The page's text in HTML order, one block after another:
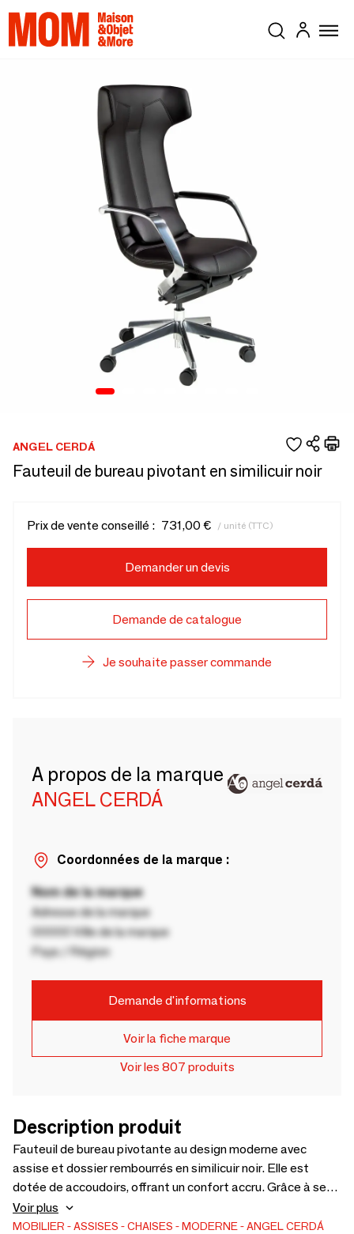
ANGEL CERDÁ
Fauteuil de bureau pivotant en similicuir noir
Prix de vente conseillé : 731,00 € / unité (TTC)
Demander un devis
Demande de catalogue
Je souhaite passer commande
A propos de la marque
ANGEL CERDÁ
Coordonnées de la marque :
Nom de la marque
Adresse de la marque
00000 Ville de la marque
Pays / Région
Demande d'informations
Voir la fiche marque
Voir les 807 produits
Description produit
Fauteuil de bureau pivotante au design moderne avec
assise et dossier rembourrés en similicuir noir. Elle est
dotée de accoudoirs, offrant un confort accru. Grâce à ses
pieds en acier inoxydable chromé et à son assise réglable en
hauteur, elle deviendra un indispensable de votre espace de
Voir plus
MOBILIER ASSISES CHAISES MODERNE ANGEL CERDÁ